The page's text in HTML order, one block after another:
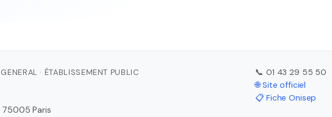
· ÉTABLISSEMENT PUBLIC
75005 Paris
📞 01 43 29 55 50
🌐 Site officiel
📋 Fiche Onisep